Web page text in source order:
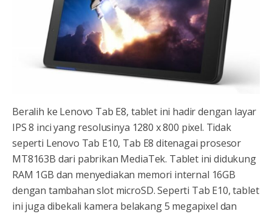
Beralih ke Lenovo Tab E8, tablet ini hadir dengan layar
IPS 8 inci yang resolusinya 1280 x 800 pixel. Tidak
seperti Lenovo Tab E10, Tab E8 ditenagai prosesor
MT8163B dari pabrikan MediaTek. Tablet ini didukung
RAM 1GB dan menyediakan memori internal 16GB
dengan tambahan slot microSD. Seperti Tab E10, tablet
ini juga dibekali kamera belakang 5 megapixel dan